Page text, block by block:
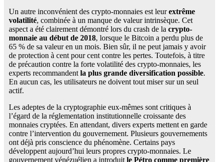
Un autre inconvénient des crypto-monnaies est leurextrême
volatilité, combinée à un manque de valeur intrinsèque. Cet
aspect a été clairement démontré lors du crash de la crypto-
monnaie au début de 2018, lorsque le Bitcoin a perdu plus de
65 % de sa valeur en un mois. Bien sûr, il ne peut jamais y avoir
de protection à cent pour cent contre les pertes. Toutefois, à titre
de précaution contre la forte volatilité des crypto-monnaies, les
experts recommandentla plus grande diversification possible.
En aucun cas, les utilisateurs ne doivent tout miser sur un seul
actif.
Les adeptes de la cryptographie eux-mêmes sont critiques à
l’égard de la réglementation institutionnelle croissante des
monnaies cryptées. En attendant, divers experts mettent en garde
contre l’intervention du gouvernement. Plusieurs gouvernements
ont déjà pris conscience du phénomène. Certains pays
développent aujourd’hui leurs propres crypto-monnaies. Le
gouvernement vénézuélien a introduit le Pétro comme première